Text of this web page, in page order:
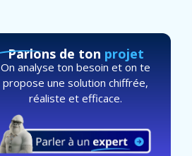
Parlons de ton projet
On analyse ton besoin et on te
propose une solution chiffrée,
réaliste et efficace.